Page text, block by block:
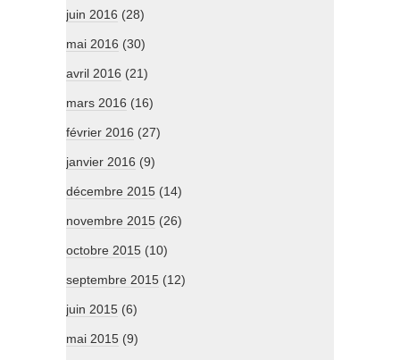
juin 2016 (28)
mai 2016 (30)
avril 2016 (21)
mars 2016 (16)
février 2016 (27)
janvier 2016 (9)
décembre 2015 (14)
novembre 2015 (26)
octobre 2015 (10)
septembre 2015 (12)
juin 2015 (6)
mai 2015 (9)